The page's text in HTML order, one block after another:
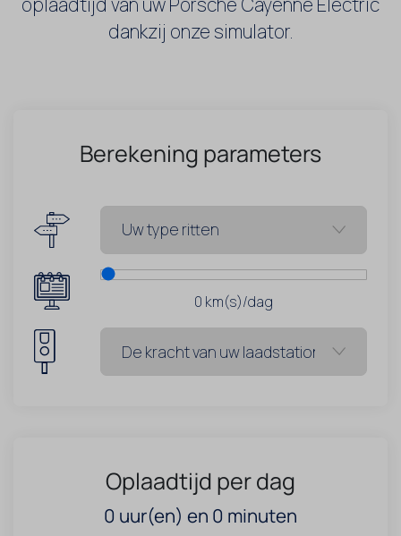
dankzij onze simulator.
Berekening parameters
0 km(s)/dag
Oplaadtijd per dag
0 uur(en) en 0 minuten